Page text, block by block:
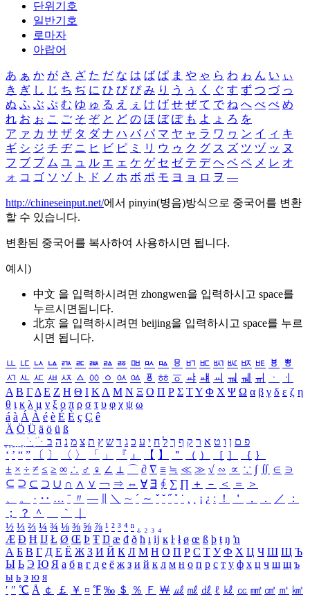
단위기호
일반기호
로마자
아랍어
あ ぁ か が さ ざ た だ な は ば ぱ ま や ゃ ら わ ゎ ん い ぃ
き ぎ し じ ち ぢ に ひ び ぴ み り う ぅ く ぐ す ず つ づ っ
ぬ ふ ぶ ぷ む ゆ ゅ る え ぇ け げ せ ぜ て で ね へ べ ぺ め
れ お ぉ こ ご そ ぞ と ど の ほ ぼ ぽ も よ ょ ろ を
ア ァ カ サ ザ タ ダ ナ ハ バ パ マ ヤ ャ ラ ワ ヮ ン イ ィ キ
ギ シ ジ チ ヂ ニ ヒ ビ ピ ミ リ ウ ゥ ク グ ス ズ ツ ヅ ッ ヌ
フ ブ プ ム ユ ュ ル エ ェ ケ ゲ セ ゼ テ デ ヘ ベ ペ メ レ オ
ォ コ ゴ ソ ゾ ト ド ノ ホ ボ ポ モ ヨ ョ ロ ヲ ―
http://chineseinput.net/에서 pinyin(병음)방식으로 중국어를 변환
할 수 있습니다.
변환된 중국어를 복사하여 사용하시면 됩니다.
예시)
中文 을 입력하시려면 zhongwen을 입력하시고 space를
누르시면됩니다.
北京 을 입력하시려면 beijing을 입력하시고 space를 누르
시면 됩니다.
ㅥ ㅦ ㅧ ㅨ ㅩ ㅪ ㅫ ㅬ ㅭ ㅮ ㅯ ㅰ ㅱ ㅲ ㅳ ㅴ ㅵ ㅶ ㅷ ㅸ
ㅹ
ㅺ ㅻ ㅼ ㅽ ㅾ ㅿ ㆀ ㆁ ㆂ ㆃ ㆄ ㆅ ㆆ ㆇ ㆈ ㆉ ㆊ ㆋ ㆌ ㆍ
ㆎ
Α Β ΓΔ Ε Ζ Η Θ Ι ΚΛ Μ Ν Ξ Ο Π Ρ Σ ΤΥ Φ Χ Ψ Ω α β γ δ ε ζ η
θ ι κ λ μ ν ξ ο π ρ σ τ υ φ χ ψ ω
á à Á À é è É È ç Ç ê
Ä Ö Ü ä ö ü ß
ִֶֹ ֻּ ׁׂ פ ם ן ו ט א ר ק ף ך ל ח י ע כ ג ד ש ץ ת צ מ נ ה ב
‘ ’ “ ” 〔 〕 〈 〉 「 」 『 』 【 】 ＂ （ ） ［ ］ ｛ ｝
± × ÷ ≠ ≤ ≥ ∞ ∴ ♂ ♀ ∠ ⊥ ⌒ ∂ ∇ ≡ ≒ ≪ ≫ √ ∽ ∝ ∵ ∫ ∬ ∈ ∋
⊆ ⊇ ⊂ ⊃ ∪ ∩ ∧ ∨ ￢ ⇒ ⇔ ∀ ∃ ∮ ∑ ∏ ＋ － ＜ ＝
＞
、
。 · ‥ … ¨ 〃 ― ＼ ∼ ´ ～ ˇ ˘ ˝ ˚ ˙ ¸ ¡ ¿ ː ！ ＇ ， ． ／
：
；
？ ＾ ｀
½ ⅓ ⅔ ¼ ¾ ⅛ ⅜ ⅝ ⅞ ¹ ² ³ ⁴ ⁿ ₁ ₂ ₃ ₄
Æ Ð Ħ Ĳ Ł Ø Œ Þ Ŧ Ŋ æ đ ð ħ ı ĳ ĸ ŀ ł ø œ ß þ ŧ ŋ ŉ
А Б В Г Д Е Ё Ж З И Й К Л М Н О П Р С Т У Ф Х Ц Ч Ш Щ Ъ
Ы Ь Э Ю Я а б в г д е ё ж з и й к л м н о п р с т у ф х ц ч ш щ ъ
ы ь э ю я
′ ″ ℃ Å ￠ ￡ ￥ ¤ ℉ ‰ ＄ ％ Ｆ ￦ ㎕ ㎖ ㎗ ℓ ㎘ ㏄ ㎣ ㎤ ㎥ ㎦